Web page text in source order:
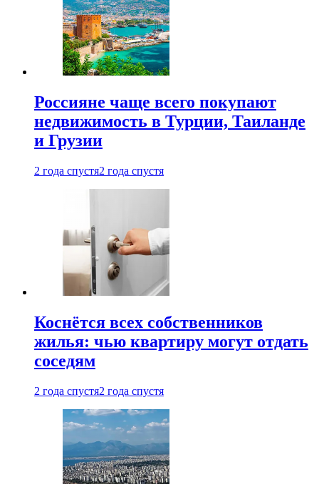
Россияне чаще всего покупают
недвижимость в Турции, Таиланде
и Грузии
2 года спустя2 года спустя
Коснётся всех собственников
жилья: чью квартиру могут отдать
соседям
2 года спустя2 года спустя